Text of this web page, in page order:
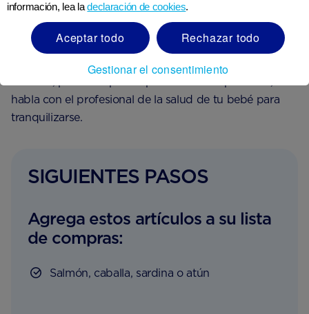
formas de calmarlo. Es útil recordar que no todos los
bebés se desarrollan al mismo ritmo y que existe una
amplia gama de lo que se considera “normal”. Tu bebé
puede ir adelantado en algunas áreas y un poco atrás
habla con el profesional de la salud de tu bebé para
tranquilizarse.
SIGUIENTES PASOS
Agrega estos artículos a su lista
de compras:
Salmón, caballa, sardina o atún
información, lea ladeclaración de cookies.
Aceptar todo
Rechazar todo
Gestionar el consentimiento